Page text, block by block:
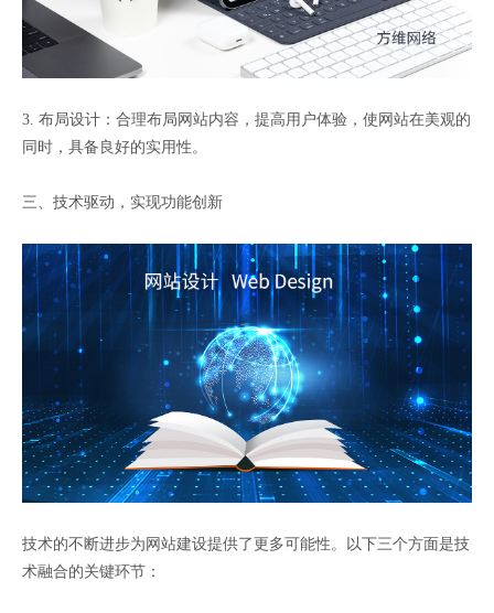
3. 布局设计：合理布局网站内容，提高用户体验，使网站在美观的
同时，具备良好的实用性。
三、技术驱动，实现功能创新
技术的不断进步为网站建设提供了更多可能性。以下三个方面是技
术融合的关键环节：